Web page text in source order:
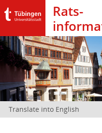
Rats­
Translate into English